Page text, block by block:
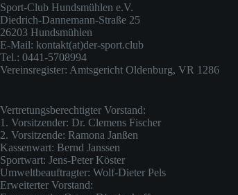
Sport-Club Hundsmühlen e.V.
Diedrich-Dannemann-Straße 25
26203 Hundsmühlen
E-Mail: kontakt(at)der-sport.club
Tel.: 0441-5708994
Vereinsregister: Amtsgericht Oldenburg, VR 1286
Vertretungsberechtigter Vorstand:
1. Vorsitzender: Dr. Clemens Fischer
2. Vorsitzende: Ramona Janßen
Kassenwart: Bernd Janssen
Sportwart: Jens-Peter Köster
Umweltbeauftragter: Wolf-Dieter Pels
Erweiterter Vorstand: